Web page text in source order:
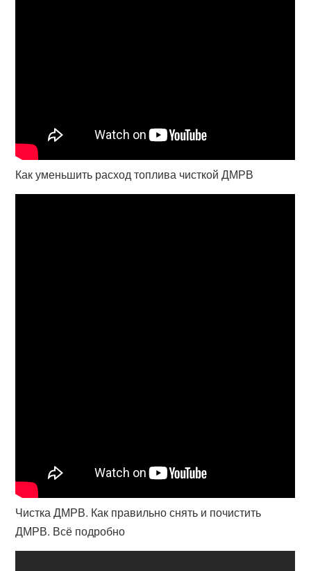
Как уменьшить расход топлива чисткой ДМРВ
Чистка ДМРВ. Как правильно снять и почистить
ДМРВ. Всё подробно